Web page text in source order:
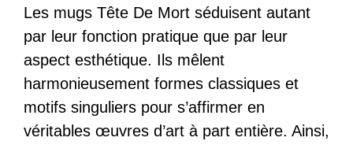
Les mugs Tête De Mort séduisent autant
par leur fonction pratique que par leur
aspect esthétique. Ils mêlent
harmonieusement formes classiques et
motifs singuliers pour s’affirmer en
véritables œuvres d’art à part entière. Ainsi,